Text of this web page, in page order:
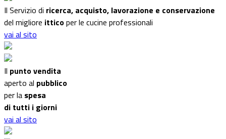
Il Servizio di ricerca, acquisto, lavorazione e conservazione
del migliore itticoper le cucine professionali
vai al sito
Il punto vendita
aperto al pubblico
per la spesa
di tutti i giorni
vai al sito